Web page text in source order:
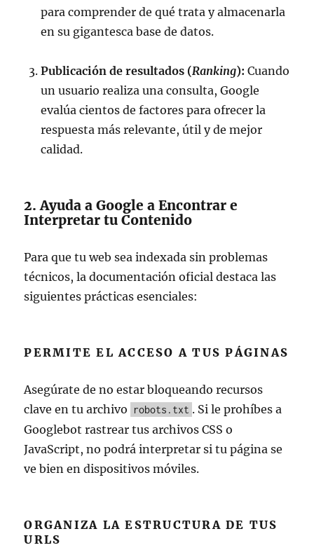
para comprender de qué trata y almacenarla
en su gigantesca base de datos.
Publicación de resultados (Ranking): Cuando
un usuario realiza una consulta, Google
evalúa cientos de factores para ofrecer la
respuesta más relevante, útil y de mejor
calidad.
2. Ayuda a Google a Encontrar e
Interpretar tu Contenido
Para que tu web sea indexada sin problemas
técnicos, la documentación oficial destaca las
siguientes prácticas esenciales:
PERMITE EL ACCESO A TUS PÁGINAS
Asegúrate de no estar bloqueando recursos
clave en tu archivo
robots.txt . Si le prohíbes a
Googlebot rastrear tus archivos CSS o
JavaScript, no podrá interpretar si tu página se
ve bien en dispositivos móviles.
ORGANIZA LA ESTRUCTURA DE TUS
URLS